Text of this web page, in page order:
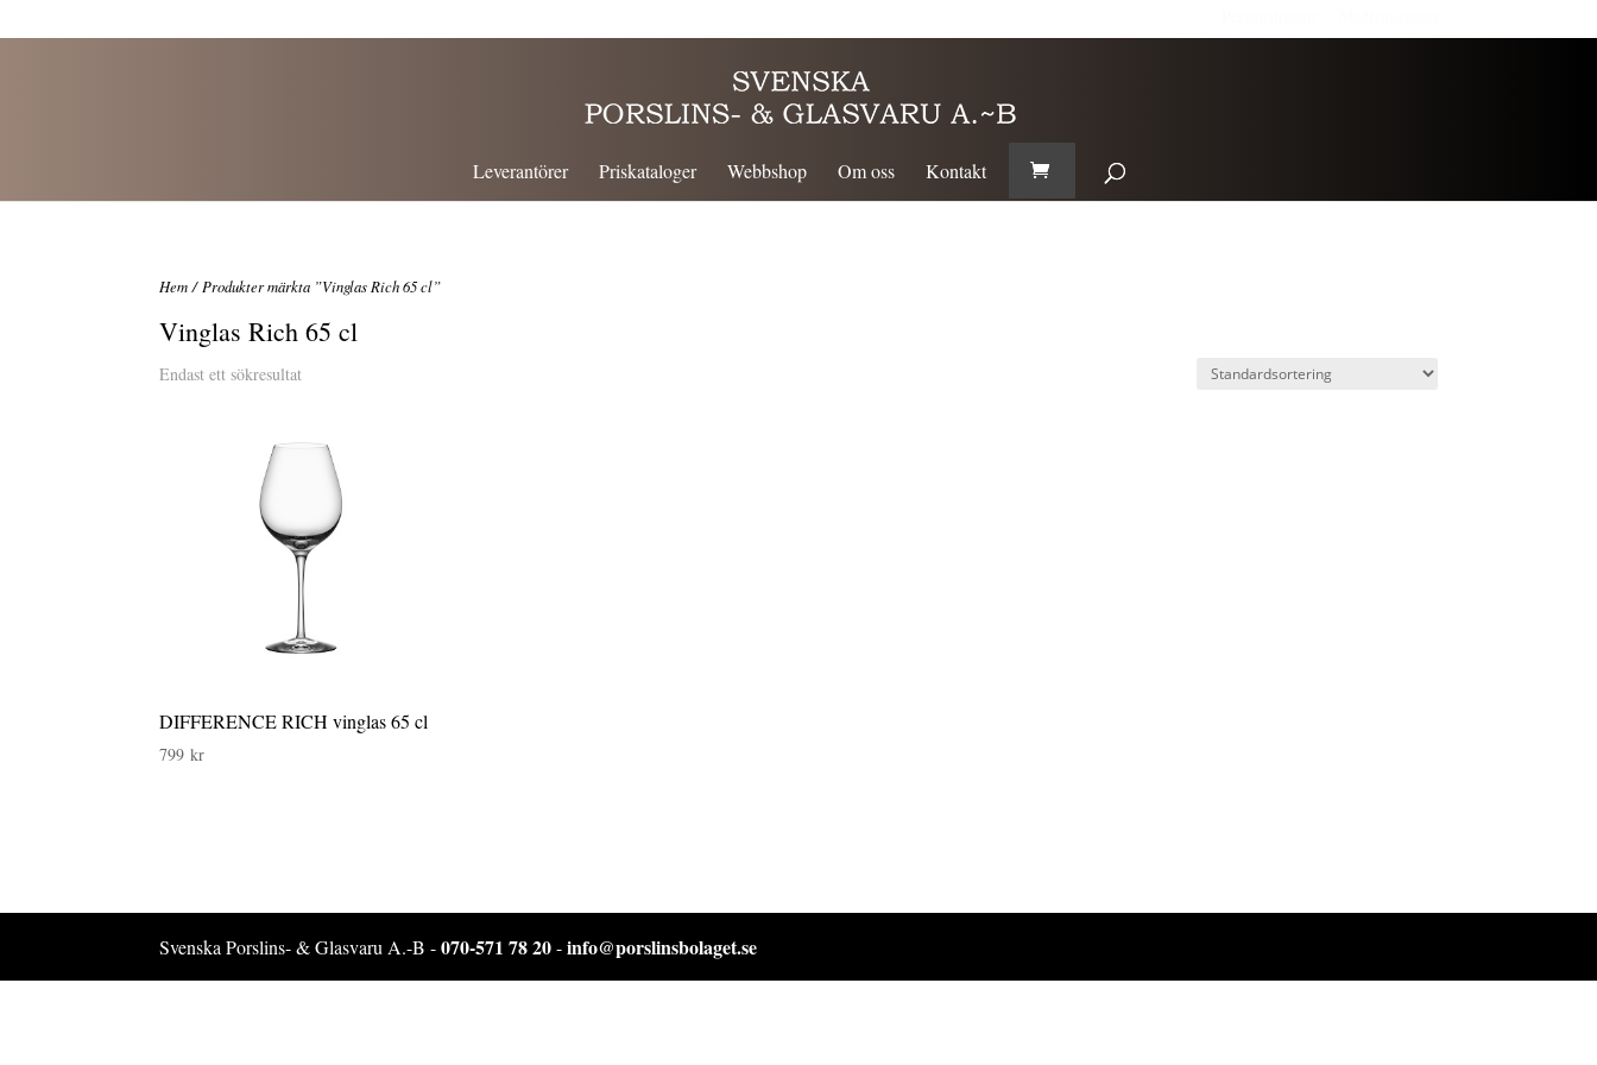
Leverantörer Priskataloger Webbshop Om oss Kontakt
Hem / Produkter märkta ”Vinglas Rich 65 cl”
Vinglas Rich 65 cl
Endast ett sökresultat
DIFFERENCE RICH vinglas 65 cl
799kr
Svenska Porslins- & Glasvaru A.-B -070-571 78 20-info@porslinsbolaget.se